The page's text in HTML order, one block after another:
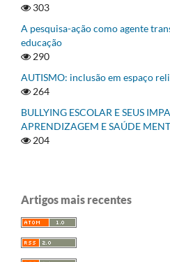
303
A pesquisa-ação como agente
educação
290
AUTISMO: inclusão em espaço
264
BULLYING ESCOLAR E SEUS
APRENDIZAGEM E SAÚDE
204
Artigos mais recentes